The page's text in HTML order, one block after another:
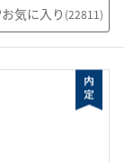
お気に入り (22811)